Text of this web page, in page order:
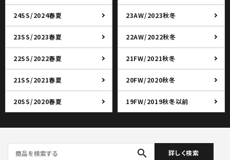
24SS/2024春夏 23AW/2023秋冬
23SS/2023春夏 22AW/2022秋冬
22SS/2022春夏 21FW/2021秋冬
21SS/2021春夏 20FW/2020秋冬
20SS/2020春夏 19FW/2019秋冬以前
search 詳しく検索